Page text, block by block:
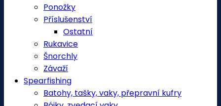
Ponožky
Příslušenství
Ostatní
Rukavice
Šnorchly
Závaží
Spearfishing
Batohy, tašky, vaky, přepravní kufry